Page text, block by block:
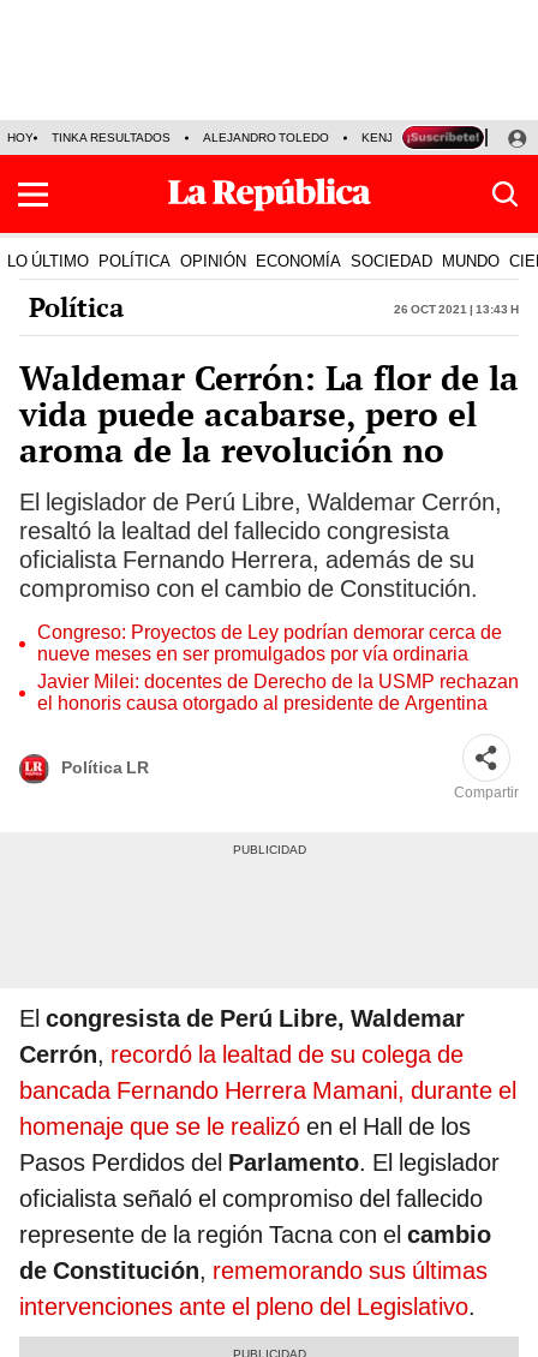
HOY TINKA RESULTADOS ALEJANDRO TOLEDO KENJI FUJIMORI
LO ÚLTIMO POLÍTICA OPINIÓN ECONOMÍA SOCIEDAD MUNDO
Política 26 Oct 2021 | 13:43 h
Waldemar Cerrón: La flor de la
vida puede acabarse, pero el
aroma de la revolución no
El legislador de Perú Libre, Waldemar Cerrón,
resaltó la lealtad del fallecido congresista
oficialista Fernando Herrera, además de su
compromiso con el cambio de Constitución.
Congreso: Proyectos de Ley podrían demorar cerca de
nueve meses en ser promulgados por vía ordinaria
Javier Milei: docentes de Derecho de la USMP rechazan
el honoris causa otorgado al presidente de Argentina
Política LR
Compartir
El congresista de Perú Libre, Waldemar
Cerrón, recordó la lealtad de su colega de
bancada Fernando Herrera Mamani, durante el
homenaje que se le realizó en el Hall de los
Pasos Perdidos del Parlamento. El legislador
oficialista señaló el compromiso del fallecido
represente de la región Tacna con el cambio
de Constitución, rememorando sus últimas
intervenciones ante el pleno del Legislativo.